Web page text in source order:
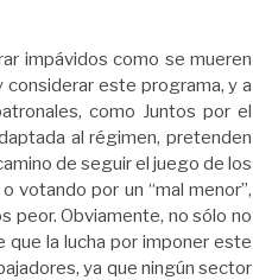
impávidos como se mueren
este programa, y a
como Juntos por el
al régimen, pretenden
de seguir el juego de los
votando por un “mal menor”,
peor. Obviamente, no sólo no
que la lucha por imponer este
ya que ningún sector